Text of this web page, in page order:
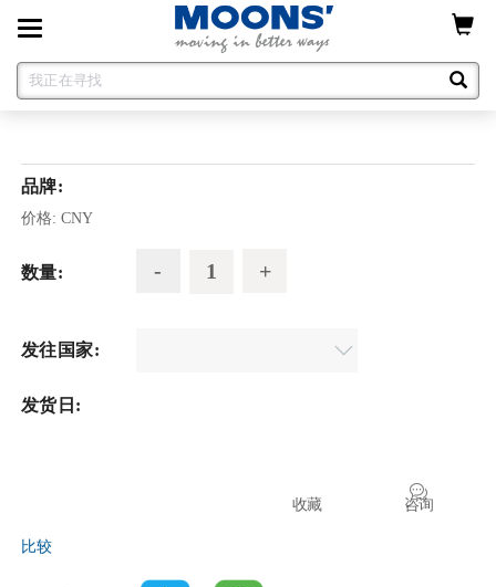
Toggle
navigation
品牌:
价格: CNY
数量:
发往国家:
发货日:
咨询
收藏
比较